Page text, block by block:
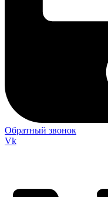
Обратный звонок
Vk